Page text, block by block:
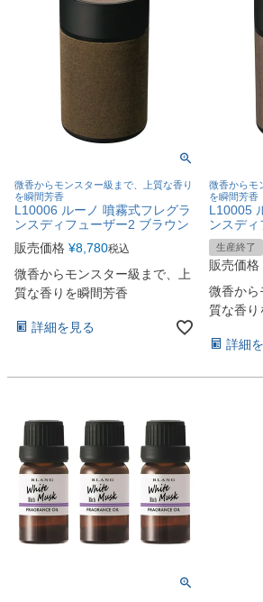
微香からモンスター級まで、上質な香り
を瞬間芳香
L10006 ルーノ 噴霧式フレグラ
ンスディフューザー2 ブラウン
販売価格 ¥8,780税込
微香からモンスター級まで、上
質な香りを瞬間芳香
詳細を見る
微香からモ
を瞬間芳香
L10005
ンスデ
生産終了
販売価格
微香から
質な香り
詳細